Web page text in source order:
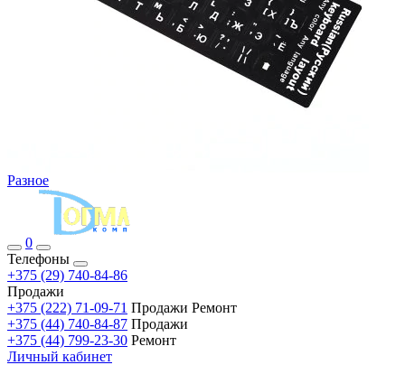
Разное
0
Телефоны
+375 (29) 740-84-86
Продажи
+375 (222) 71-09-71 Продажи Ремонт
+375 (44) 740-84-87 Продажи
+375 (44) 799-23-30 Ремонт
Личный кабинет